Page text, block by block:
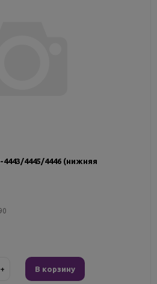
4445/4446 (нижняя
+ В корзину